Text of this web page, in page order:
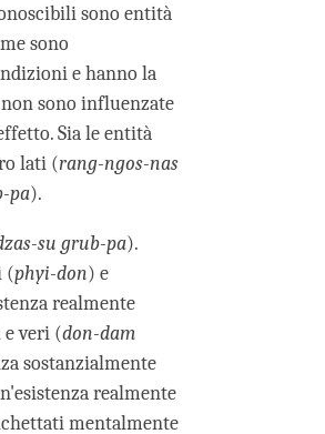
sono entità
sono
e hanno la
sono influenzate
Sia le entità
lati (rang-ngos-nas
pa).
su grub-pa).
(phyi-don) e
realmente
veri (don-dam
sostanzialmente
realmente
mentalmente